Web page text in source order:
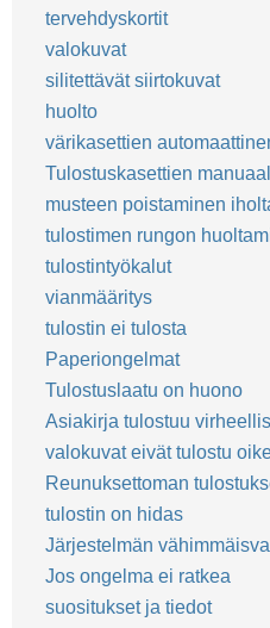
tervehdyskortit
valokuvat
silitettävät siirtokuvat
huolto
värikasettien
Tulostuskasettien
musteen poistaminen
tulostimen rungon
tulostintyökalut
vianmääritys
tulostin ei tulosta
Paperiongelmat
Tulostuslaatu on huono
Asiakirja tulostuu
valokuvat eivät tulostu
Reunuksettoman
tulostin on hidas
Järjestelmän
Jos ongelma ei ratkea
suositukset ja tiedot